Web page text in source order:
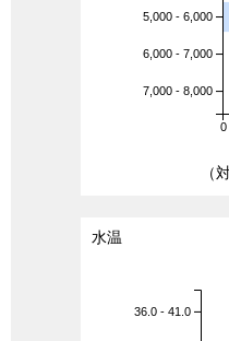
0
5,000 - 6,000
6,000 - 7,000
7,000 - 8,000
（
水温
36.0 - 41.0